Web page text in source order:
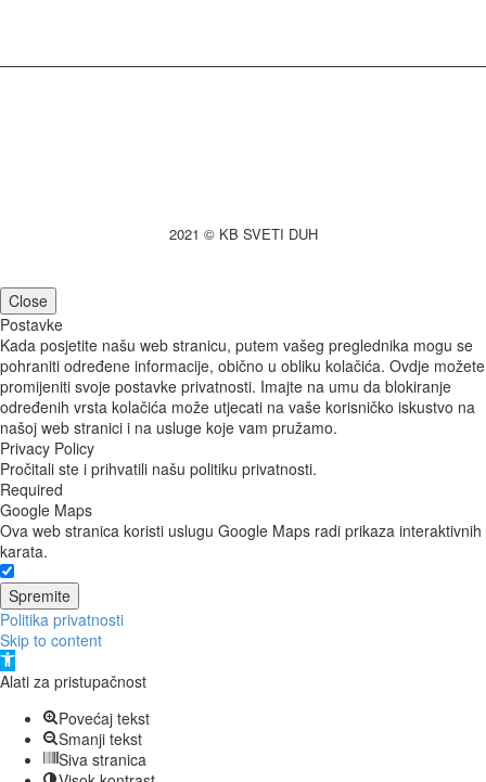
2021 © KB SVETI DUH
Close
Postavke
Kada posjetite našu web stranicu, putem vašeg preglednika mogu se
pohraniti određene informacije, obično u obliku kolačića. Ovdje možete
promijeniti svoje postavke privatnosti. Imajte na umu da blokiranje
određenih vrsta kolačića može utjecati na vaše korisničko iskustvo na
našoj web stranici i na usluge koje vam pružamo.
Privacy Policy
Pročitali ste i prihvatili našu politiku privatnosti.
Required
Google Maps
Ova web stranica koristi uslugu Google Maps radi prikaza interaktivnih
karata.
Spremite
Politika privatnosti
Skip to content
Open
toolbar
Alati za pristupačnost
Povećaj tekst
Smanji tekst
Siva stranica